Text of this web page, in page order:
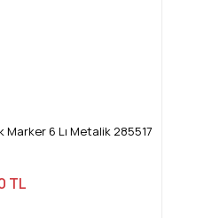
6 Lı Metalik 285517
TL